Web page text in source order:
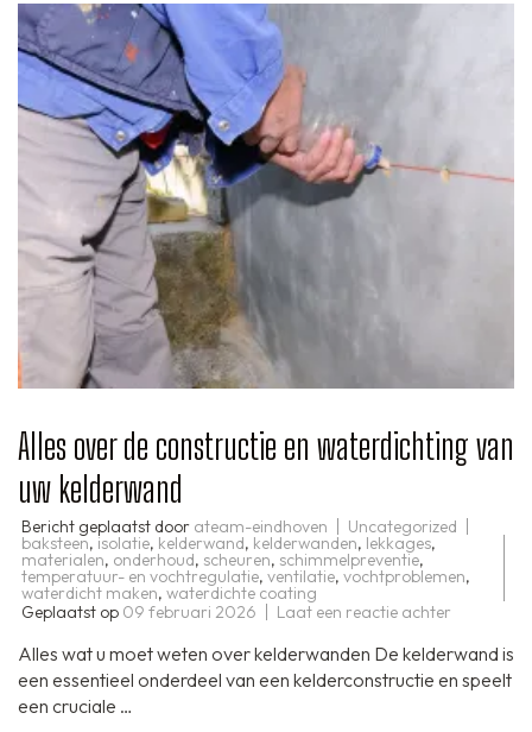
Alles over de constructie en waterdichting van
uw kelderwand
Bericht geplaatst door ateam-eindhoven Uncategorized
baksteen, isolatie, kelderwand, kelderwanden, lekkages,
materialen, onderhoud, scheuren, schimmelpreventie,
temperatuur- en vochtregulatie, ventilatie, vochtproblemen,
waterdicht maken, waterdichte coating
Geplaatst op 09 februari 2026 Laat een reactie achter
de
constructie
en
Alles wat u moet weten over kelderwanden De kelderwand is
een essentieel onderdeel van een kelderconstructie en speelt
een cruciale …